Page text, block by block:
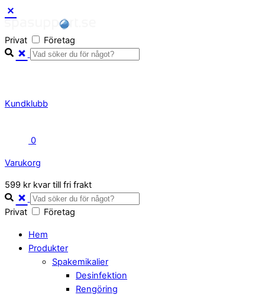
to
content
Privat Företag
Kundklubb
0
Varukorg
Close
Cart
599 kr kvar till fri frakt
Privat Företag
Hem
Produkter
Spakemikalier
Desinfektion
Rengöring